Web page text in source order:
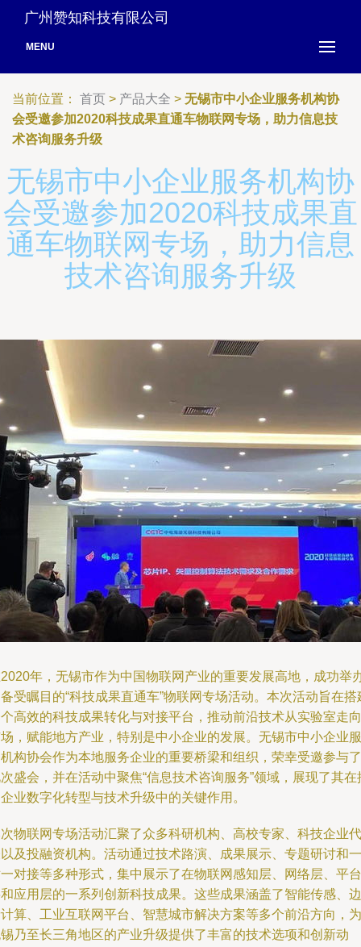
广州赞知科技有限公司
MENU
当前位置： 首页 > 产品大全 > 无锡市中小企业服务机构协
会受邀参加2020科技成果直通车物联网专场，助力信息技
术咨询服务升级
无锡市中小企业服务机构协
会受邀参加2020科技成果直
通车物联网专场，助力信息
技术咨询服务升级
年，无锡市作为中国物联网产业的重要发展高地，成功举
受瞩目的“科技成果直通车”物联网专场活动。本次活动旨在搭
高效的科技成果转化与对接平台，推动前沿技术从实验室走向
，赋能地方产业，特别是中小企业的发展。无锡市中小企业服
构协会作为本地服务企业的重要桥梁和组织，荣幸受邀参与了
盛会，并在活动中聚焦“信息技术咨询服务”领域，展现了其在
业数字化转型与技术升级中的关键作用。
物联网专场活动汇聚了众多科研机构、高校专家、科技企业代
及投融资机构。活动通过技术路演、成果展示、专题研讨和一
对接等多种形式，集中展示了在物联网感知层、网络层、平台
应用层的一系列创新科技成果。这些成果涵盖了智能传感、边
算、工业互联网平台、智慧城市解决方案等多个前沿方向，为
乃至长三角地区的产业升级提供了丰富的技术选项和创新动